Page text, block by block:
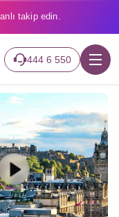
takip edin.
444 6 550